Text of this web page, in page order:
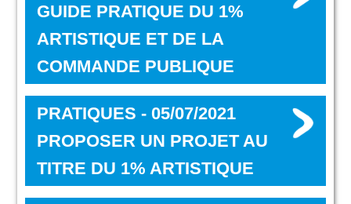
GUIDE PRATIQUE DU 1%
ARTISTIQUE ET DE LA
COMMANDE PUBLIQUE
PRATIQUES - 05/07/2021
PROPOSER UN PROJET AU
TITRE DU 1% ARTISTIQUE